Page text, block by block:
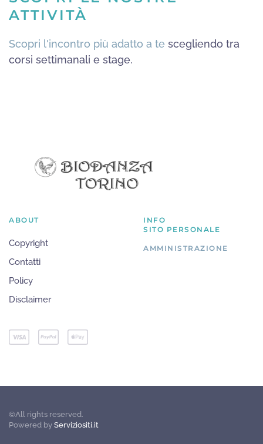
ATTIVITÀ
Scopri l'incontro più adatto a te scegliendo tra
corsi settimanali e stage.
ABOUT
Copyright
Contatti
Policy
Disclaimer
INFO
SITO PERSONALE
AMMINISTRAZIONE
©All rights reserved.
Powered by Serviziositi.it